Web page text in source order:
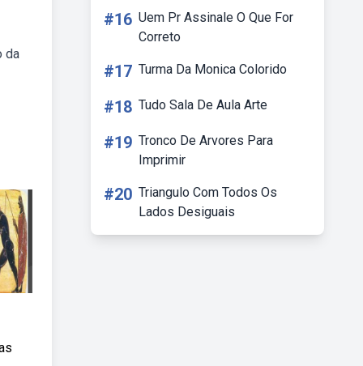
da
#16 Uem Pr Assinale O Que For
Correto
#17 Turma Da Monica Colorido
#18 Tudo Sala De Aula Arte
#19 Tronco De Arvores Para
Imprimir
#20 Triangulo Com Todos Os
Lados Desiguais